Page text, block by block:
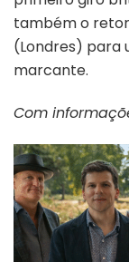
também o
(Londres) para
marcante.
Com